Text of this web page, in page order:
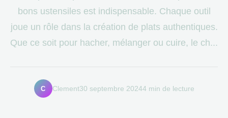
bons ustensiles est indispensable. Chaque outil
joue un rôle dans la création de plats authentiques.
Que ce soit pour hacher, mélanger ou cuire, le ch...
C Clement30 septembre 20244 min de lecture